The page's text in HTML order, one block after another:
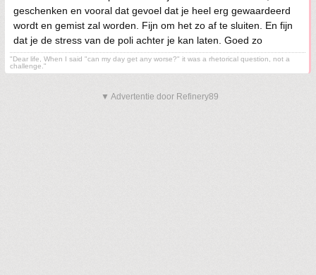
geschenken en vooral dat gevoel dat je heel erg gewaardeerd
wordt en gemist zal worden. Fijn om het zo af te sluiten. En fijn
dat je de stress van de poli achter je kan laten. Goed zo
"Dear life, When I said "can my day get any worse?" it was a rhetorical question, not a
challenge."
▼ Advertentie door Refinery89